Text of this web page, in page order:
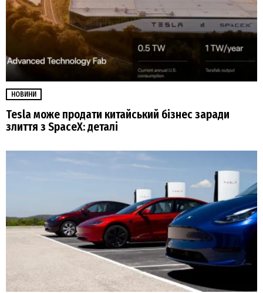
НОВИНИ
Tesla може продати китайський бізнес заради
злиття з SpaceX: деталі